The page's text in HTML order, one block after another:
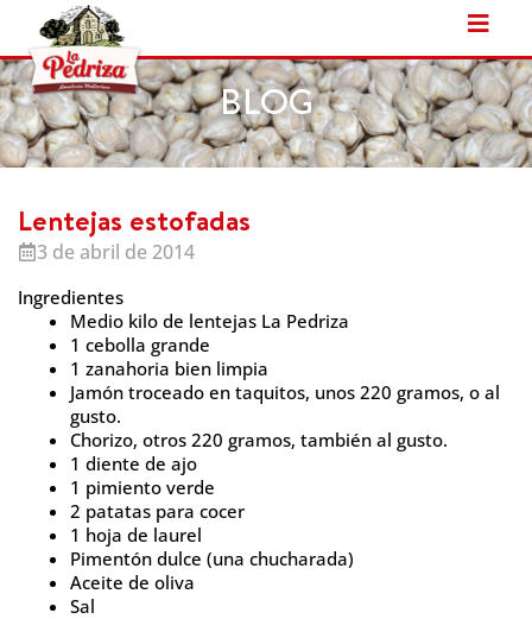
contenido
BLOG
Lentejas estofadas
3 de abril de 2014
Ingredientes
Medio kilo de lentejas La Pedriza
1 cebolla grande
1 zanahoria bien limpia
Jamón troceado en taquitos, unos 220 gramos, o al
gusto.
Chorizo, otros 220 gramos, también al gusto.
1 diente de ajo
1 pimiento verde
2 patatas para cocer
1 hoja de laurel
Pimentón dulce (una chucharada)
Aceite de oliva
Sal